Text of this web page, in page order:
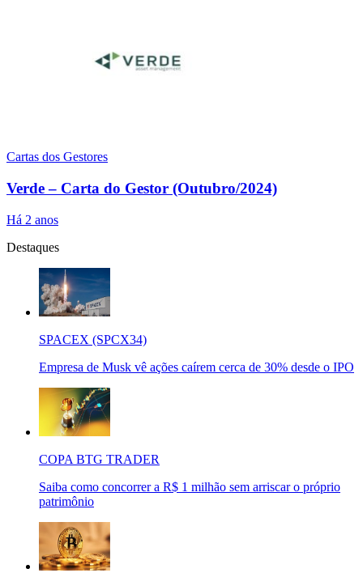
Cartas dos Gestores
Verde – Carta do Gestor (Outubro/2024)
Há 2 anos
Destaques
SPACEX (SPCX34)
Empresa de Musk vê ações caírem cerca de 30% desde o IPO
COPA BTG TRADER
Saiba como concorrer a R$ 1 milhão sem arriscar o próprio
patrimônio